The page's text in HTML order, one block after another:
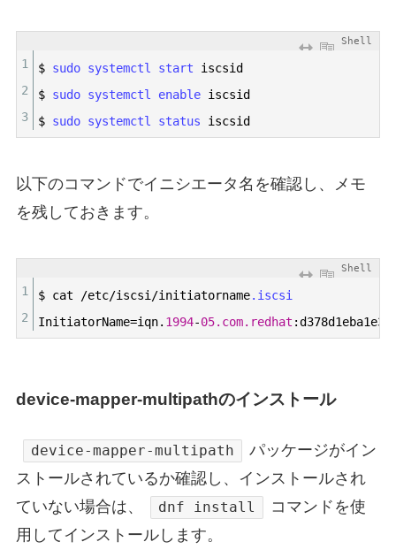
Shell
1
2
3
$ sudo systemctl start iscsid
$ sudo systemctl enable iscsid
$ sudo systemctl status iscsid
以下のコマンドでイニシエータ名を確認し、メモ
を残しておきます。
Shell
1
2
$ cat /etc/iscsi /initiatorname.iscsi
InitiatorName=iqn. 1994-05.com.redhat :d378d1eba1e3
device-mapper-multipathのインストール
device-mapper-multipath
パッケージがイン
ストールされているか確認し、インストールされ
ていない場合は、
dnf install
コマンドを使
用してインストールします。